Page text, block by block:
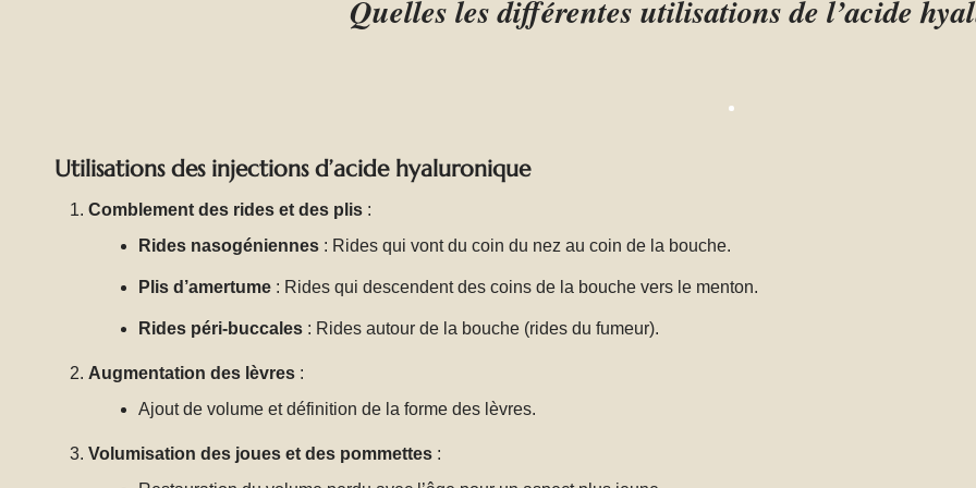
pouvez aller auprès de lui lesQuelles les différentes utilisations de l’acide
Utilisations des injections d’acide hyaluronique
Comblement des rides et des plis :
Rides nasogéniennes : Rides qui vont du coin du nez au coin de la bouche.
Plis d’amertume : Rides qui descendent des coins de la bouche vers le menton.
Rides péri-buccales : Rides autour de la bouche (rides du fumeur).
Augmentation des lèvres :
Ajout de volume et définition de la forme des lèvres.
Volumisation des joues et des pommettes :